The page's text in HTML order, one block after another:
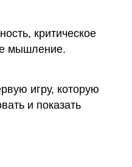
критическое
мышление.
игру, которую
и показать